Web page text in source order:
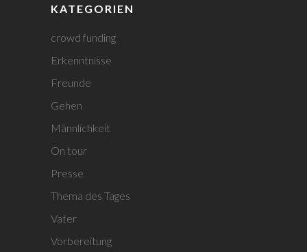
KATEGORIEN
crowd funding
Erkenntnisse
Freunde
Gehen
Männlichkeit
On tour
Presse
Thema des Tages
Vater
Vorbereitung